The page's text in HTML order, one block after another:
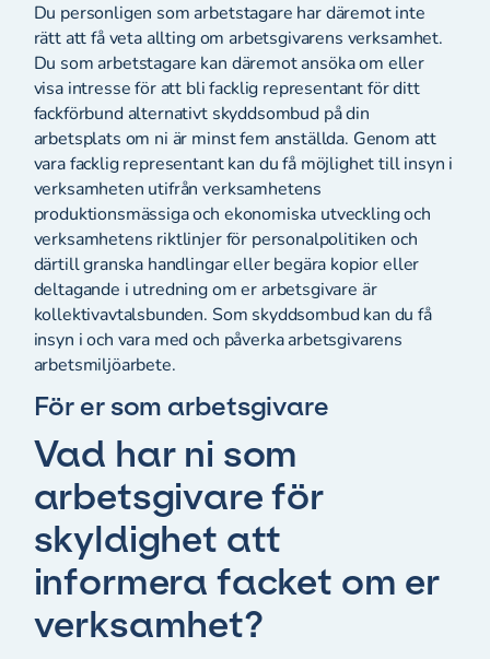
Du personligen som arbetstagare har däremot inte
rätt att få veta allting om arbetsgivarens verksamhet.
Du som arbetstagare kan däremot ansöka om eller
visa intresse för att bli facklig representant för ditt
fackförbund alternativt skyddsombud på din
arbetsplats om ni är minst fem anställda. Genom att
vara facklig representant kan du få möjlighet till insyn i
verksamheten utifrån verksamhetens
produktionsmässiga och ekonomiska utveckling och
verksamhetens riktlinjer för personalpolitiken och
därtill granska handlingar eller begära kopior eller
deltagande i utredning om er arbetsgivare är
kollektivavtalsbunden. Som skyddsombud kan du få
insyn i och vara med och påverka arbetsgivarens
arbetsmiljöarbete.
För er som arbetsgivare
Vad har ni som
arbetsgivare för
skyldighet att
informera facket om er
verksamhet?